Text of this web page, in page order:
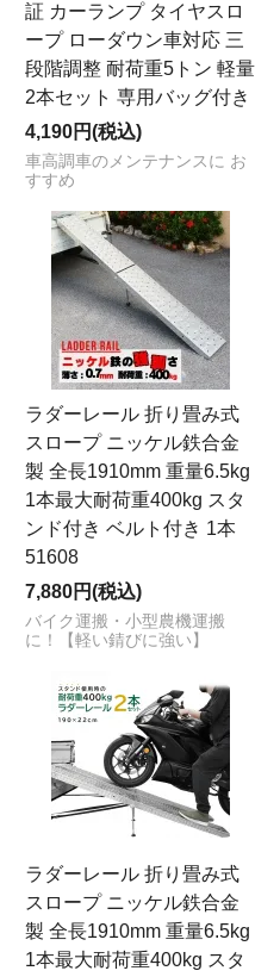
証 カーランプ タイヤスロ
ープ ローダウン車対応 三
段階調整 耐荷重5トン 軽量
2本セット 専用バッグ付き
4,190円(税込)
車高調車のメンテナンスに お
すすめ
ラダーレール 折り畳み式
スロープ ニッケル鉄合金
製 全長1910mm 重量6.5kg
1本最大耐荷重400kg スタ
ンド付き ベルト付き 1本
51608
7,880円(税込)
バイク運搬・小型農機運搬
に！【軽い錆びに強い】
ラダーレール 折り畳み式
スロープ ニッケル鉄合金
製 全長1910mm 重量6.5kg
1本最大耐荷重400kg スタ